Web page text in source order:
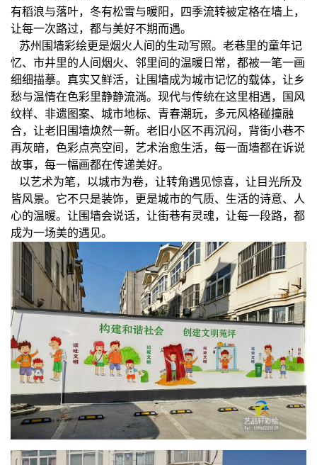
有稻浪与落叶，冬有松雪与暖阳，四季流转被定格在墙上，
让每一次路过，都与美好不期而遇。
苏州围墙彩绘更是烟火人间的生动写照。老巷里的童年记
忆、市井里的人间烟火、邻里间的温暖日常，都被一笔一画
细细描摹。真实又鲜活，让围墙成为城市记忆的载体，让乡
愁与温情在色彩里静静流淌。现代与传统在这里相遇，国风
纹样、非遗图案、城市地标、青春潮玩，多元风格碰撞融
合，让老旧围墙焕然一新。老旧小区不再沉闷，背街小巷不
再灰暗，色彩点亮空间，艺术治愈生活，每一面墙都在诉说
故事，每一幅画都在传递美好。
以艺术为笔，以城市为卷，让转角遇见惊喜，让目光所及
皆风景。它不只是装饰，更是城市的气质、生活的诗意、人
心的温暖。让围墙会说话，让街巷有灵魂，让每一段路，都
成为一场美的遇见。